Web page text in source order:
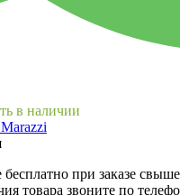
в наличии
при заказе
товара звоните по